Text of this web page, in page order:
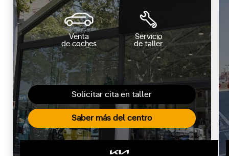
Solicitar cita en taller
Saber más del centro
Venta
de coches
Servicio
de taller